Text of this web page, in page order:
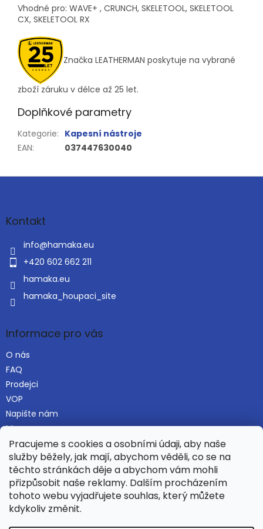
Pracujeme s cookies a osobními údaji, aby naše
služby běžely, jak mají, abychom věděli, co se na
těchto stránkách děje a abychom vám mohli
přizpůsobit naše reklamy. Dalším procházením
tohoto webu vyjadřujete souhlas, který můžete
kdykoliv změnit.
Vhodné pro: WAVE+ , CRUNCH, SKELETOOL, SKELETOOL
CX, SKELETOOL RX
Značka LEATHERMAN poskytuje na vybrané
zboží záruku v délce až 25 let.
Doplňkové parametry
Kategorie: Kapesní nástroje
EAN: 037447630040
Z
aKontakt
info@hamaka.eu
+420 602 662 211
hamaka.eu
hamaka_houpaci_site
Informace pro vás
O nás
FAQ
Prodejci
VOP
Napište nám
Mapa serveru
Najdete nás i na Alza.cz